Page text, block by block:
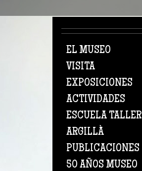
EL MUSEO
VISITA
EXPOSICIONES
ACTIVIDADES
ESCUELA TALLER
ARGILLÀ
PUBLICACIONES
50 AÑOS MUSEO